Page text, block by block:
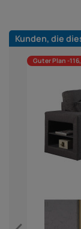
Kunden, die
Guter Plan -